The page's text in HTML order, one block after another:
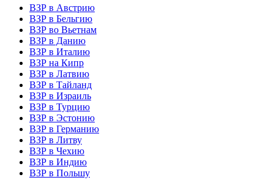
ВЗР в Австрию
ВЗР в Бельгию
ВЗР во Вьетнам
ВЗР в Данию
ВЗР в Италию
ВЗР на Кипр
ВЗР в Латвию
ВЗР в Тайланд
ВЗР в Израиль
ВЗР в Турцию
ВЗР в Эстонию
ВЗР в Германию
ВЗР в Литву
ВЗР в Чехию
ВЗР в Индию
ВЗР в Польшу